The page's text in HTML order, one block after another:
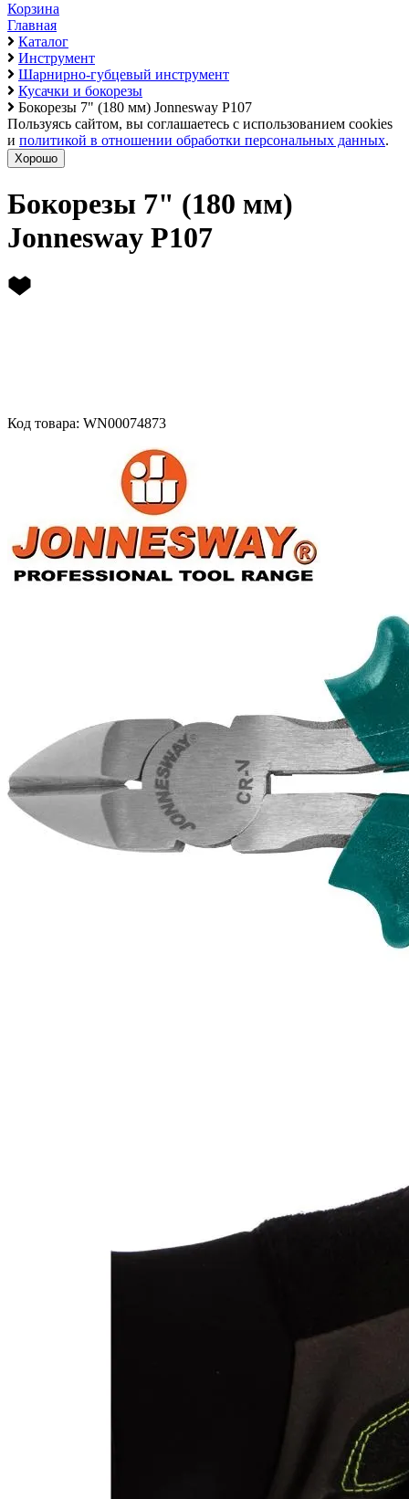
Корзина
Главная
Каталог
Инструмент
Шарнирно-губцевый инструмент
Кусачки и бокорезы
Бокорезы 7" (180 мм) Jonnesway P107
Пользуясь сайтом, вы соглашаетесь с использованием cookies
и политикой в отношении обработки персональных данных.
Хорошо
Бокорезы 7" (180 мм)
Jonnesway P107
Код товара: WN00074873